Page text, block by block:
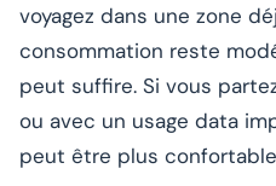
voyagez dans une zone
consommation reste
peut suffire. Si vous
ou avec un usage data
peut être plus